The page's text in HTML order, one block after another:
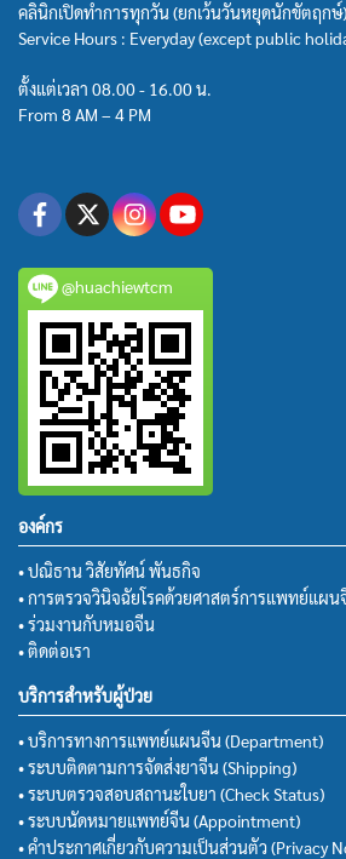
คลินิกเปิดทำการทุกวัน (ยกเว้นวันหยุดนักขัตฤกษ์)
Service Hours : Everyday (except public
ตั้งแต่เวลา 08.00 - 16.00 น.
From 8 AM – 4 PM
@huachiewtcm
องค์กร
• ปณิธาน วิสัยทัศน์ พันธกิจ
• การตรวจวินิจฉัยโรคด้วยศาสตร์การแพทย์แผน
• ร่วมงานกับหมอจีน
• ติดต่อเรา
บริการสำหรับผู้ป่วย
• บริการทางการแพทย์แผนจีน (Department)
• ระบบติดตามการจัดส่งยาจีน (Shipping)
• ระบบตรวจสอบสถานะใบยา (Check Status)
• ระบบนัดหมายแพทย์จีน (Appointment)
• คำประกาศเกี่ยวกับความเป็นส่วนตัว (Privacy